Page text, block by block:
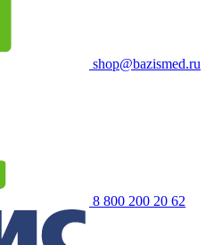
shop@bazismed.ru
8 800 200 20 62